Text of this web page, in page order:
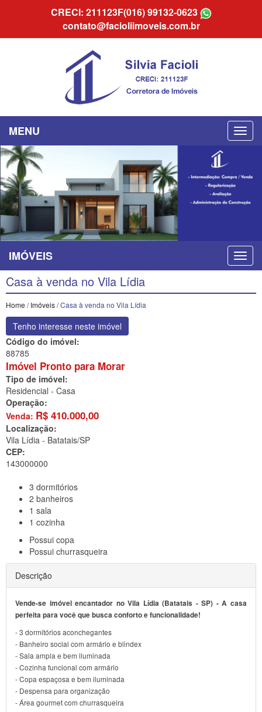
CRECI: 211123F(016) 99132-0623
contato@facioliimoveis.com.br
MENU
IMÓVEIS
Casa à venda no Vila Lídia
Home /Imóveis/ Casa à venda no Vila Lídia
Tenho interesse neste imóvel
Código do imóvel:
88785
Imóvel Pronto para Morar
Tipo de imóvel:
Residencial - Casa
Operação:
Venda: R$ 410.000,00
Localização:
Vila Lídia - Batatais/SP
CEP:
143000000
3 dormitórios
2 banheiros
1 sala
1 cozinha
Possui copa
Possui churrasqueira
Descrição
Vende-se imóvel encantador no Vila Lídia (Batatais - SP) - A casa
perfeita para você que busca conforto e funcionalidade!
- 3 dormitórios aconchegantes
- Banheiro social com armário e blindex
- Sala ampla e bem iluminada
- Cozinha funcional com armário
- Copa espaçosa e bem iluminada
- Despensa para organização
- Área gourmet com churrasqueira